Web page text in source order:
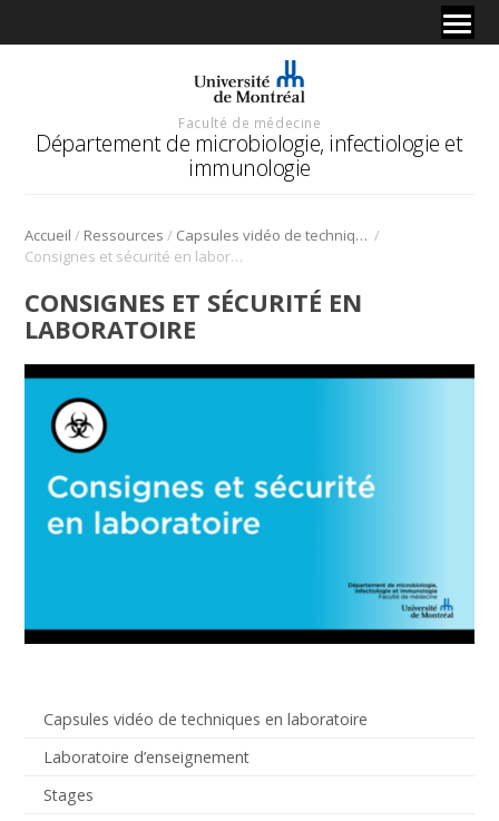
Faculté de médecine
Département de microbiologie, infectiologie et
immunologie
Accueil / Ressources / Capsules vidéo de techniques en laboratoire /
Consignes et sécurité en laboratoire
Capsules vidéo de techniques en laboratoire
Laboratoire d’enseignement
Stages
CONSIGNES ET SÉCURITÉ EN
LABORATOIRE